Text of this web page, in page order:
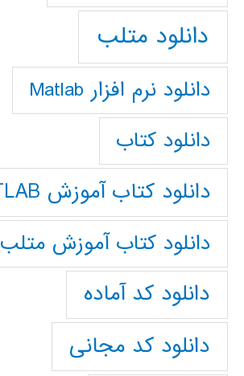
دانلود متلب
دانلود نرم افزار Matlab
دانلود کتاب
دانلود کتاب آموزش MATLAB
دانلود کتاب آموزش متلب
دانلود کد آماده
دانلود کد مجانی